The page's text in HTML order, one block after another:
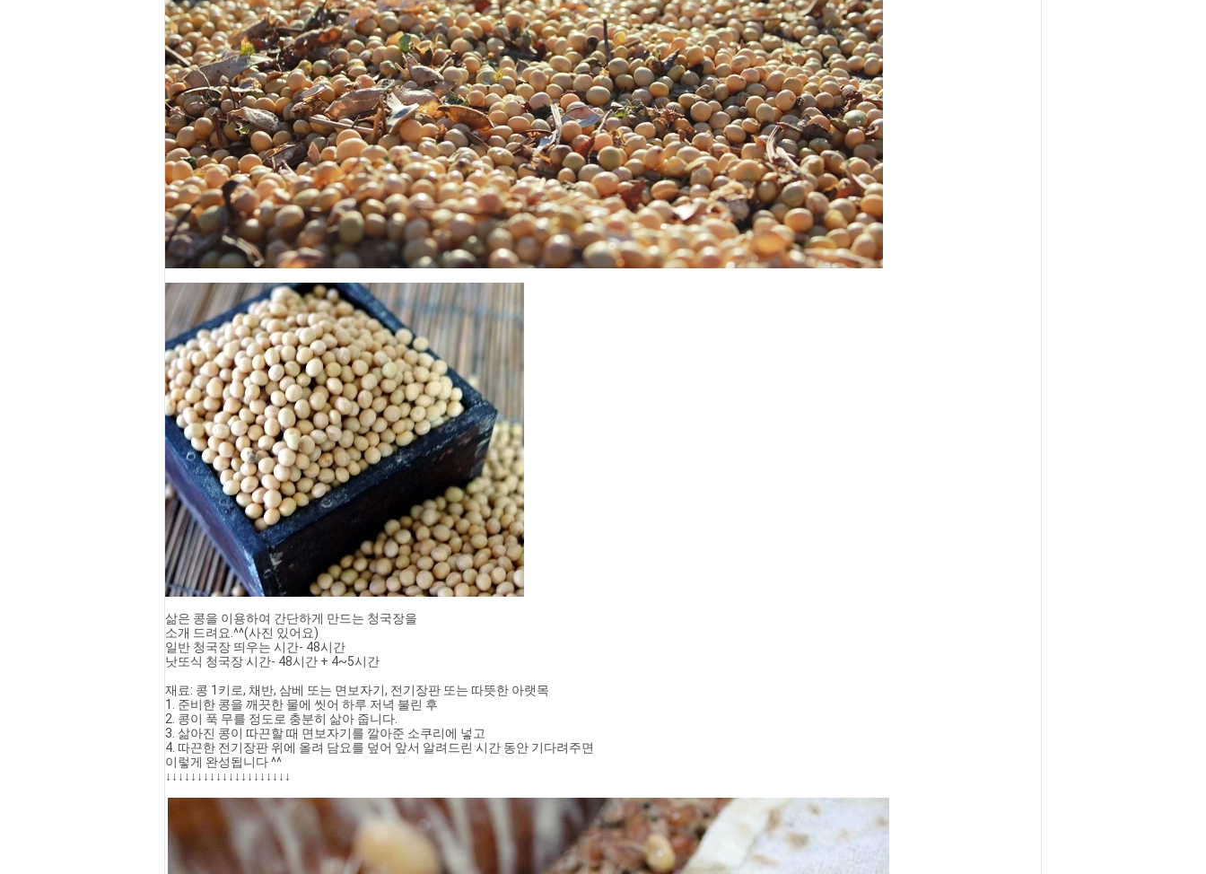
삶은 콩을 이용하여 간단하게 만드는 청국장을
소개 드려요.^^(사진 있어요)
일반 청국장 띄우는 시간- 48시간
낫또식 청국장 시간- 48시간 + 4~5시간
재료: 콩 1키로, 채반, 삼베 또는 면보자기, 전기장판 또는 따뜻한 아랫목
1. 준비한 콩을 깨끗한 물에 씻어 하루 저녁 불린 후
2. 콩이 푹 무를 정도로 충분히 삶아 줍니다.
3. 삶아진 콩이 따끈할 때 면보자기를 깔아준 소쿠리에 넣고
4. 따끈한 전기장판 위에 올려 담요를 덮어 앞서 알려드린 시간 동안 기다려주면
이렇게 완성됩니다 ^^
↓↓↓↓↓↓↓↓↓↓↓↓↓↓↓↓↓↓↓↓